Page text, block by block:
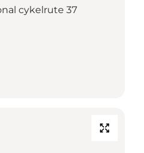
cykelrute 37